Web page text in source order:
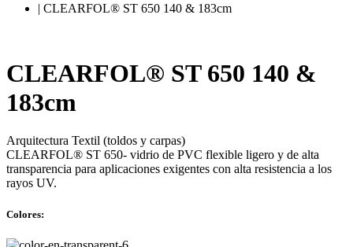
| CLEARFOL® ST 650 140 & 183cm
CLEARFOL® ST 650 140 &
183cm
Arquitectura Textil (toldos y carpas)
CLEARFOL® ST 650- vidrio de PVC flexible ligero y de alta
transparencia para aplicaciones exigentes con alta resistencia a los
rayos UV.
Colores: